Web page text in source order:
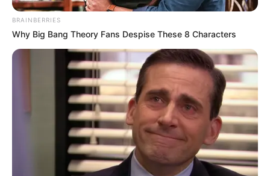
BRAINBERRIES
Why Big Bang Theory Fans Despise These 8 Characters